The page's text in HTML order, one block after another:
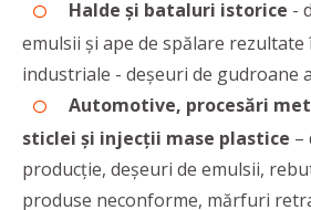
Halde și bataluri istorice -
emulsii şi ape de spălare
industriale - deşeuri de gudroane
Automotive, procesări
sticlei şi injecţii mase plastice –
producţie, deşeuri de emulsii,
produse neconforme, mărfuri